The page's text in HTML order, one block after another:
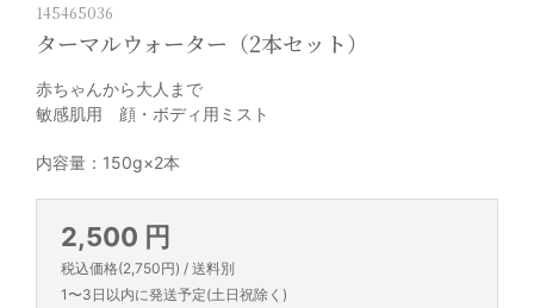
145465036
ターマルウォーター（2本セット）
赤ちゃんから大人まで
敏感肌用 顔・ボディ用ミスト
内容量：150g×2本
2,500 円
税込価格(2,750円) / 送料別
1〜3日以内に発送予定(土日祝除く)